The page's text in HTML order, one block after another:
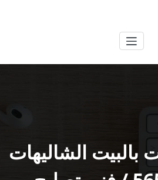
بالبيت الشاليهات